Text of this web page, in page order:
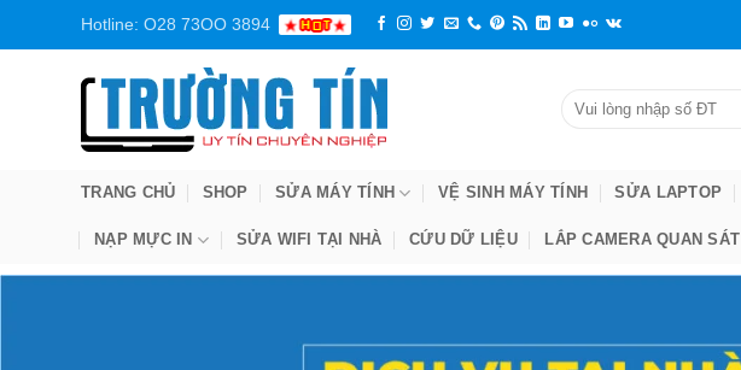
Hotline: O28 73OO 3894
TRANG CHỦ SHOP SỬA MÁY TÍNH VỆ SINH MÁY TÍNH SỬA LAPTOP
NẠP MỰC IN SỬA WIFI TẠI NHÀ CỨU DỮ LIỆU LẮP CAMERA QUAN SÁT